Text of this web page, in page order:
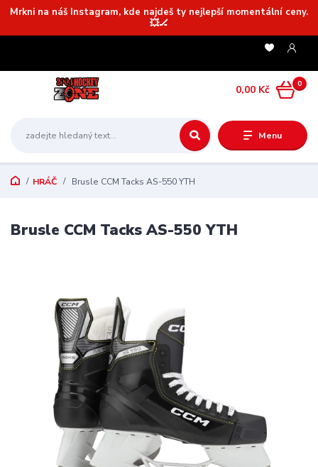
Mrkni na náš Instagram, kde najdeš ty nejlepší momentální ceny.
💥🏒
Menu
0
0,00 Kč
HRÁČ Brusle CCM Tacks AS-550 YTH
Brusle CCM Tacks AS-550 YTH